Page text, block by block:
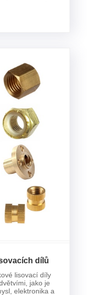
tehdy nedokázal
dílů
lisovací díly
jako je
elektronika a